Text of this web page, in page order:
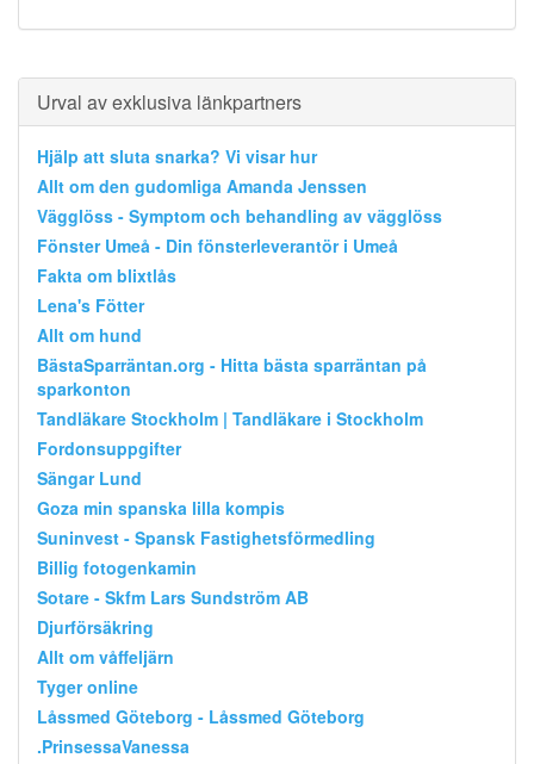
Urval av exklusiva länkpartners
Hjälp att sluta snarka? Vi visar hur
Allt om den gudomliga Amanda Jenssen
Vägglöss - Symptom och behandling av vägglöss
Fönster Umeå - Din fönsterleverantör i Umeå
Fakta om blixtlås
Lena's Fötter
Allt om hund
BästaSparräntan.org - Hitta bästa sparräntan på
sparkonton
Tandläkare Stockholm | Tandläkare i Stockholm
Fordonsuppgifter
Sängar Lund
Goza min spanska lilla kompis
Suninvest - Spansk Fastighetsförmedling
Billig fotogenkamin
Sotare - Skfm Lars Sundström AB
Djurförsäkring
Allt om våffeljärn
Tyger online
Låssmed Göteborg - Låssmed Göteborg
.PrinsessaVanessa